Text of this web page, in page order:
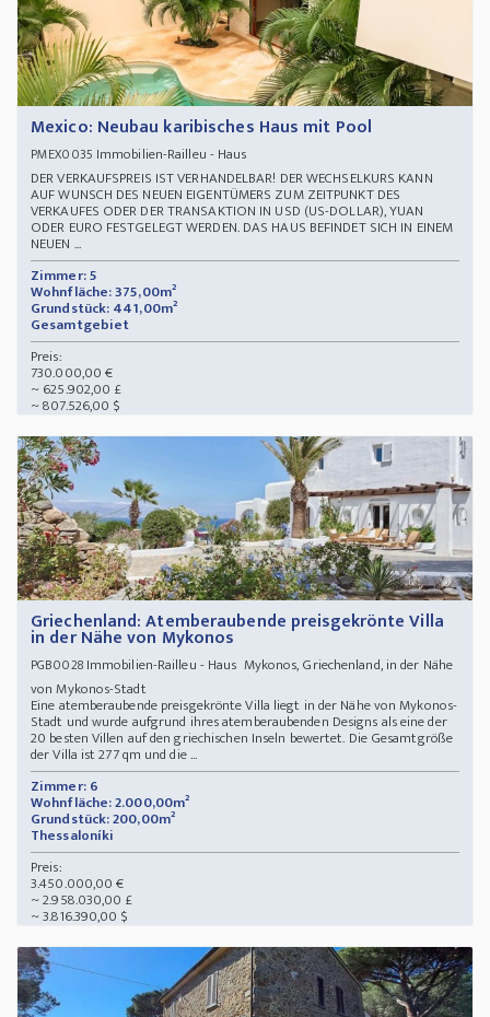
Mexico: Neubau karibisches Haus mit Pool
PMEX0035 Immobilien-Railleu - Haus
DER VERKAUFSPREIS IST VERHANDELBAR! DER WECHSELKURS KANN
AUF WUNSCH DES NEUEN EIGENTÜMERS ZUM ZEITPUNKT DES
VERKAUFES ODER DER TRANSAKTION IN USD (US-DOLLAR), YUAN
ODER EURO FESTGELEGT WERDEN. DAS HAUS BEFINDET SICH IN EINEM
NEUEN ...
Zimmer: 5
Wohnfläche: 375,00m²
Grundstück: 441,00m²
Gesamtgebiet
Preis:
730.000,00 €
~ 625.902,00 £
~ 807.526,00 $
Griechenland: Atemberaubende preisgekrönte Villa
in der Nähe von Mykonos
PGB0028Immobilien-Railleu - Haus Mykonos, Griechenland, in der Nähe
von Mykonos-Stadt
Eine atemberaubende preisgekrönte Villa liegt in der Nähe von Mykonos-
Stadt und wurde aufgrund ihres atemberaubenden Designs als eine der
20 besten Villen auf den griechischen Inseln bewertet. Die Gesamtgröße
der Villa ist 277 qm und die ...
Zimmer: 6
Wohnfläche: 2.000,00m²
Grundstück: 200,00m²
Thessaloníki
Preis:
3.450.000,00 €
~ 2.958.030,00 £
~ 3.816.390,00 $